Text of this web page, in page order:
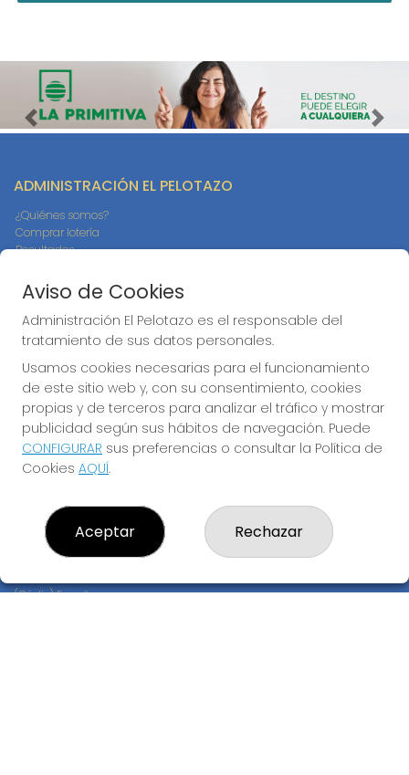
Imagen anterior
ADMINISTRACIÓN EL PELOTAZO
¿Quiénes somos?
Comprar lotería
Resultados
Empresas
Compra en SELAE
Peñas
Boletos digitales
Registro
CONTACTO
ADMINISTRACION DE LOTERIAS: 17-CADIZ - RECEPTOR
OFICIAL: 21300
640517524
info@administracionelpelotazo.es
Callejones Cardoso nº12
(Cádiz) España
Aviso de Cookies
Administración El Pelotazo es el responsable del
tratamiento de sus datos personales.
Usamos cookies necesarias para el funcionamiento
de este sitio web y, con su consentimiento, cookies
propias y de terceros para analizar el tráfico y mostrar
publicidad según sus hábitos de navegación. Puede
CONFIGURAR sus preferencias o consultar la Política de
Cookies AQUÍ.
Aceptar Rechazar